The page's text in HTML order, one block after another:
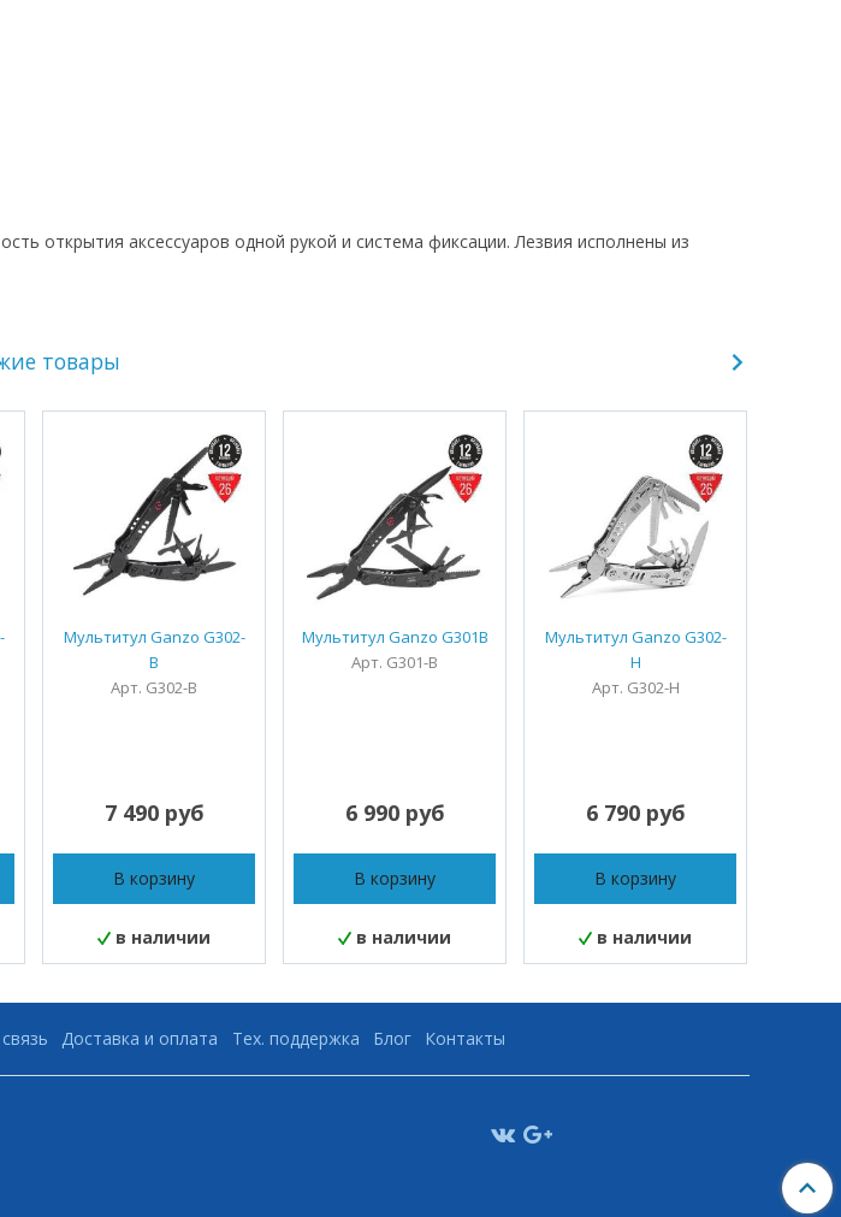
открытия аксессуаров одной рукой и система фиксации. Лезвия исполнены из
товары
Мультитул Ganzo G302-
B
Арт. G302-B
7 490 руб
В корзину
в наличии
Мультитул Ganzo G301B
Арт. G301-B
6 990 руб
В корзину
в наличии
Мультитул Ganzo G302-
Н
Арт. G302-H
6 790 руб
В корзину
в наличии
Доставка и оплата Тех. поддержка Блог Контакты